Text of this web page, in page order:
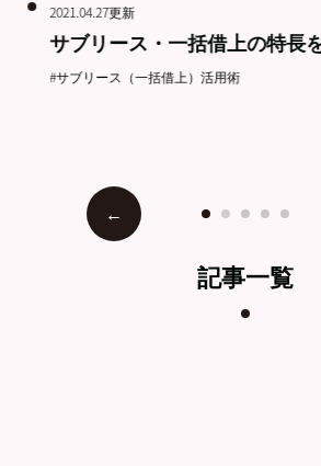
2021.04.27更新
サブリース・一括借上の特長
#サブリース（一括借上）活用術
記事一覧